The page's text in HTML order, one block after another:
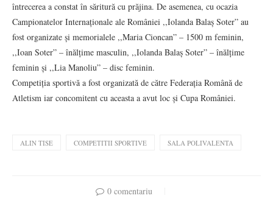
întrecerea a constat în săritură cu prăjina. De asemenea, cu ocazia
Campionatelor Internaționale ale României ,,Iolanda Balaș Soter” au
fost organizate și memorialele ,,Maria Cioncan” – 1500 m feminin,
,,Ioan Soter” – înălțime masculin, ,,Iolanda Balaș Soter” – înălțime
feminin și ,,Lia Manoliu” – disc feminin.
Competiția sportivă a fost organizată de către Federația Română de
Atletism iar concomitent cu aceasta a avut loc și Cupa României.
ALIN TISE COMPETITII SPORTIVE SALA POLIVALENTA
0 comentariu